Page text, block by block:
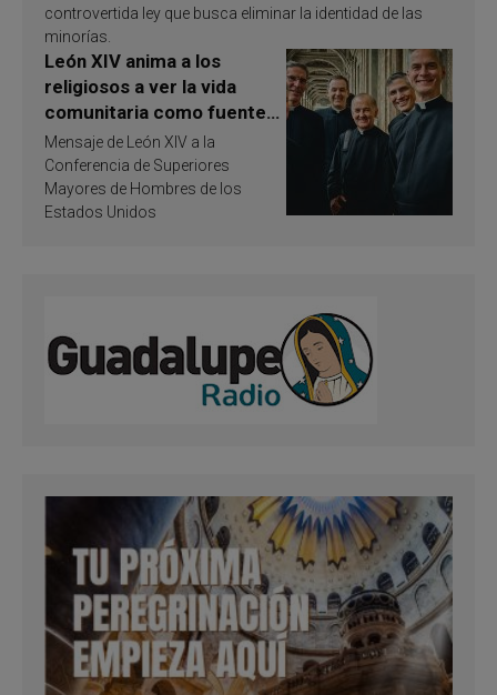
controvertida ley que busca eliminar la identidad de las
minorías.
León XIV anima a los
religiosos a ver la vida
comunitaria como fuente
de inspiración y
santificación
Mensaje de León XIV a la
Conferencia de Superiores
Mayores de Hombres de los
Estados Unidos